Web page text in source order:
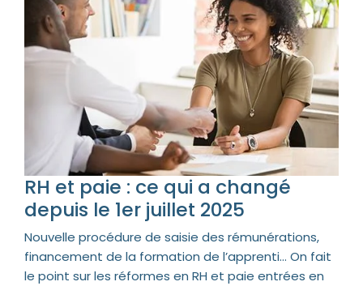
RH et paie : ce qui a changé
depuis le 1er juillet 2025
Nouvelle procédure de saisie des rémunérations,
financement de la formation de l’apprenti… On fait
le point sur les réformes en RH et paie entrées en